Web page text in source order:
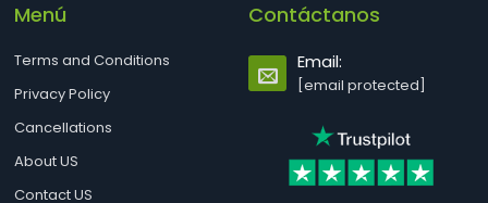
Menú
Terms and Conditions
Privacy Policy
Cancellations
About US
Contact US
Contáctanos
Email:
[email protected]